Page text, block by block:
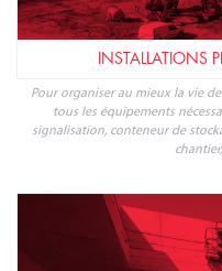
INSTALLATIONS
Pour organiser au mieux la vie
tous les équipements
signalisation, conteneur de